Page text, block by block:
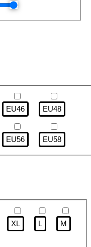
EU46 EU48
EU56 EU58
XL L M